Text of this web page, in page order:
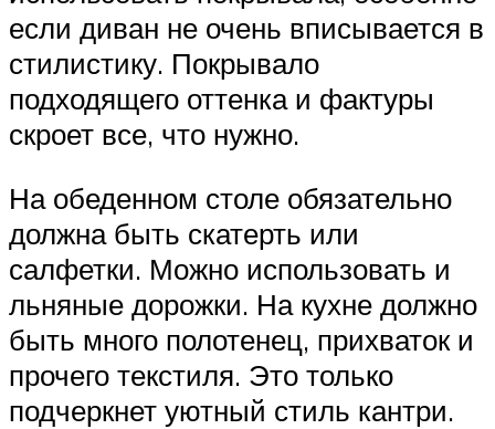
если диван не очень вписывается в
стилистику. Покрывало
подходящего оттенка и фактуры
скроет все, что нужно.
На обеденном столе обязательно
должна быть скатерть или
салфетки. Можно использовать и
льняные дорожки. На кухне должно
быть много полотенец, прихваток и
прочего текстиля. Это только
подчеркнет уютный стиль кантри.